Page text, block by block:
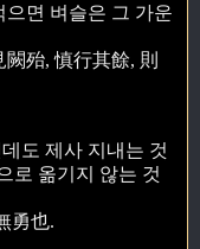
면 벼슬은 그 가운
殆, 慎行其餘, 則
도 제사 지내는 것
로 옮기지 않는 것
勇也.